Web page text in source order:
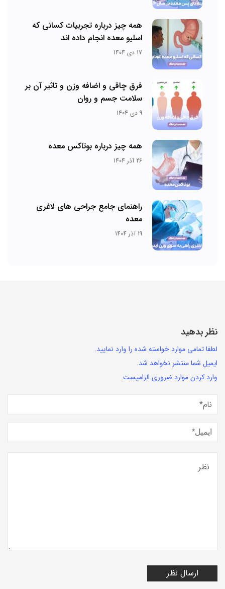
همه چیز درباره تجربیات کسانی که
اسلیو معده انجام داده اند
17 دی 1404
فرق چاقی و اضافه وزن و تاثیر آن بر
سلامت جسم و روان
9 دی 1404
همه چیز درباره بوتاکس معده
26 آذر 1404
راهنمای جامع جراحی های لاغری
معده
19 آذر 1404
نظر بدهید
لطفا تمامی موارد خواسته شده را وارد نمایید.
ایمیل شما منتشر نخواهد شد.
وارد کردن موارد ضروری الزامیست.